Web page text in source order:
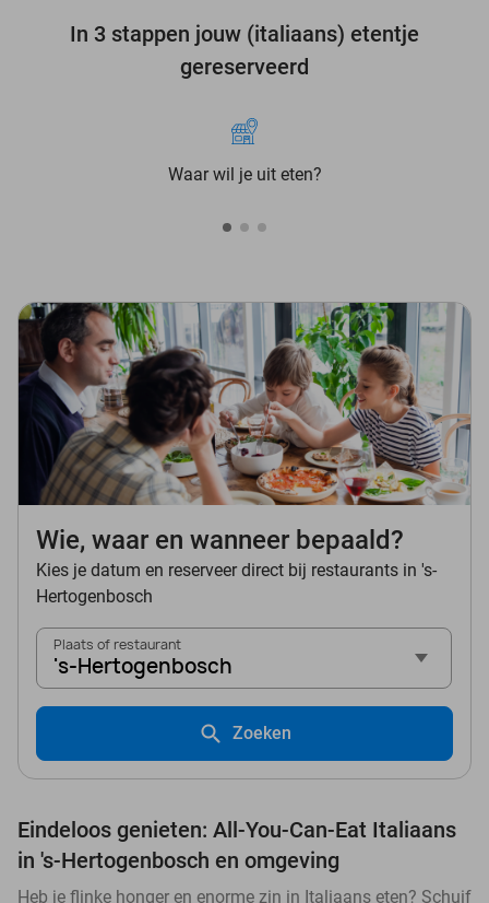
In 3 stappen jouw (italiaans) etentje
gereserveerd
Waar wil je uit eten?
Wie, waar en wanneer bepaald?
Kies je datum en reserveer direct bij restaurants in 's-
Hertogenbosch
Plaats of restaurant
's-Hertogenbosch
Zoeken
Eindeloos genieten: All-You-Can-Eat Italiaans
in 's-Hertogenbosch en omgeving
Heb je flinke honger en enorme zin in Italiaans eten? Schuif